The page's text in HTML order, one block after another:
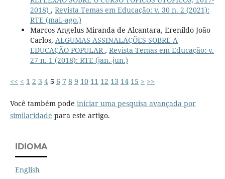
2018) , Revista Temas em Educação: v. 30 n. 2 (2021):
RTE (mai.-ago.)
Marcos Angelus Miranda de Alcantara, Erenildo João
Carlos, ALGUMAS ASSINALAÇÕES SOBRE A
EDUCAÇÃO POPULAR, Revista Temas em Educação: v.
27 n. 1 (2018): RTE (jan.-jun.)
<< < 1 2 3 4 5 6 7 8 9 10 11 12 13 14 15 > >>
Você também pode iniciar uma pesquisa avançada por
similaridade para este artigo.
IDIOMA
English